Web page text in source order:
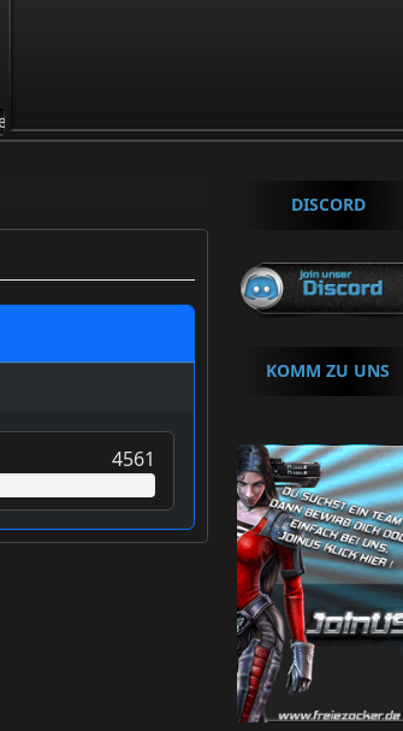
4 / .+++ Um Beizutretten klicke »
4561
DISCORD
KOMM ZU UNS